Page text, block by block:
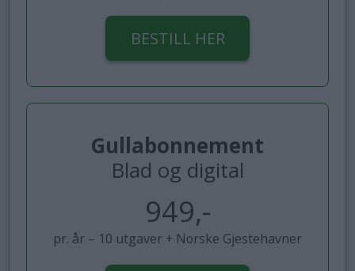
BESTILL HER
Gullabonnement
Blad og digital
949,-
pr. år – 10 utgaver + Norske Gjestehavner